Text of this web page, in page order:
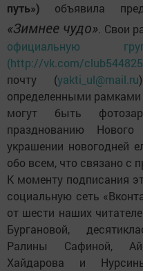
путь») объявила
«Зимнее чудо». Свои
официальную
(http://vk.com/
почту (yakti_ul@mail.ru
определенными
могут быть
празднованию
украшении новогодней
обо всем, что связано с
К моменту подписания
социальную сеть
от шести наших
Бургановой,
Ралины Сафиной,
Хайдарова и